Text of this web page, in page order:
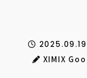
2025.09.19
XIMIX